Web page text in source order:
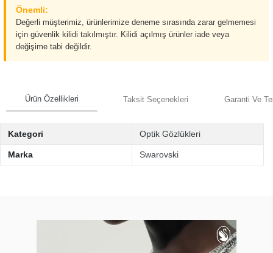
Önemli:
Değerli müşterimiz, ürünlerimize deneme sırasında zarar gelmemesi
için güvenlik kilidi takılmıştır. Kilidi açılmış ürünler iade veya
değişime tabi değildir.
Ürün Özellikleri Taksit Seçenekleri Garanti Ve
Kategori Optik Gözlükleri
Marka Swarovski